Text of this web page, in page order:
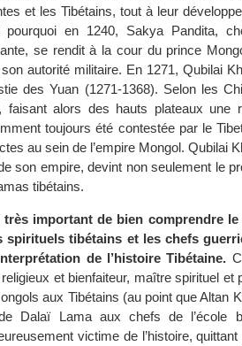
et les Tibétains, tout à leur
pourquoi en 1240, Sakya Pandita,
se rendit à la cour du prince
autorité militaire. En 1271, Qubilai
des Yuan (1271-1368). Selon les
faisant alors des hauts plateaux une
toujours été contestée par le
au sein de l’empire Mongol. Qubilai
son empire, devint non seulement le
tibétains.
très important de bien comprendre
spirituels tibétains et les chefs
de l’histoire Tibétaine.
et bienfaiteur, maître spirituel
aux Tibétains (au point que Altan
Dalaï Lama aux chefs de l’école
victime de l’histoire,